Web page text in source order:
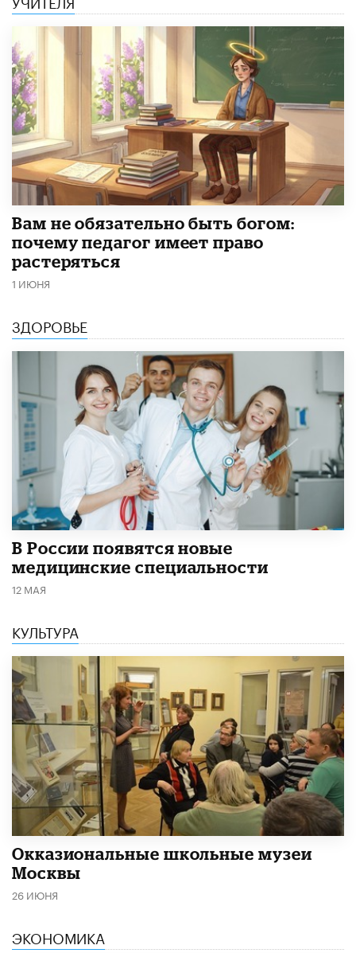
​Вам не обязательно быть богом:
почему педагог имеет право
растеряться
1 ИЮНЯ
ЗДОРОВЬЕ
В России появятся новые
медицинские специальности
12 МАЯ
КУЛЬТУРА
​Окказиональные школьные музеи
Москвы
26 ИЮНЯ
ЭКОНОМИКА